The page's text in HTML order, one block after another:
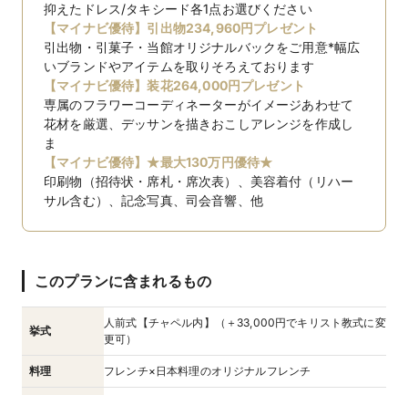
抑えたドレス/タキシード各1点お選びください
【マイナビ優待】引出物234,960円プレゼント
引出物・引菓子・当館オリジナルバックをご用意*幅広
いブランドやアイテムを取りそろえております
【マイナビ優待】装花264,000円プレゼント
専属のフラワーコーディネーターがイメージあわせて
花材を厳選、デッサンを描きおこしアレンジを作成し
ま
【マイナビ優待】★最大130万円優待★
印刷物（招待状・席札・席次表）、美容着付（リハー
サル含む）、記念写真、司会音響、他
このプランに含まれるもの
挙式
人前式【チャペル内】（＋33,000円でキリスト教式に変
更可）
料理 フレンチ×日本料理のオリジナルフレンチ